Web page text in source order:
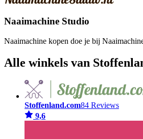
Naaimachine Studio
Naaimachine kopen doe je bij
Alle winkels van
Stoffenland.com84 Reviews
9,6